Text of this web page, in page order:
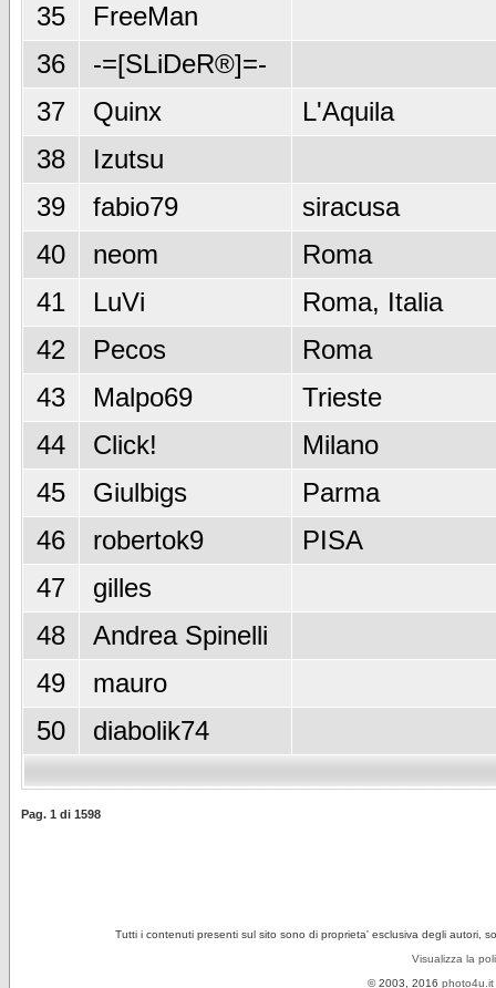
35
FreeMan
36
-=[SLiDeR®]=-
37
Quinx
L'Aquila
38
Izutsu
39
fabio79
siracusa
40
neom
Roma
41
LuVi
Roma, Italia
42
Pecos
Roma
43
Malpo69
Trieste
44
Click!
Milano
45
Giulbigs
Parma
46
robertok9
PISA
47
gilles
48
Andrea Spinelli
49
mauro
50
diabolik74
Pag. 1 di 1598
Tutti i contenuti presenti sul sito sono di proprieta' esclusiva degli autori,
Visualizza la
© 2003, 2016 photo4u.it